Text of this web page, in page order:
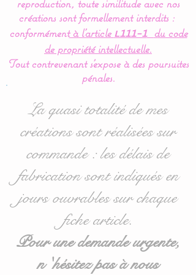
Coussin pour
bébé, oreiller, pour
décoration de chambre
bébé, une création unique
pour finaliser la déco de
chambre de bébé.
Dimensions :
les options:
* Rectangulaire : 30 x 50
* Carré : 40 x 40 cms
Pratique :
Le coussin est déhoussable
reproduction, toute similitude avec nos
créations sont formellement interdits :
conformémentà l’article L111-1
du code
de propriété intellectuelle.
Tout contrevenant s'expose à des poursuites
pénales.
La quasi totalité de mes
créations sont réalisées sur
commande : les délais de
fabrication sont indiqués en
jours ouvrables sur chaque
fiche article.
Pour une demande urgente,
n 'hésitez pas à nous